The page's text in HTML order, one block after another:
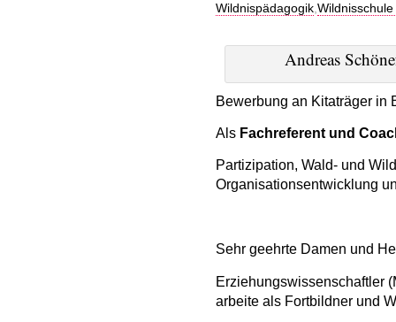
Wildnispädagogik,
Andreas
Bewerbung an Kitaträger in
AlsFachreferent und
Partizipation, Wald- und
Organisationsentwicklung
Sehr geehrte Damen und
Erziehungswissenschaftler
arbeite als Fortbildner und